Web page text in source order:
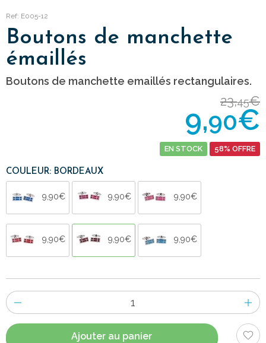
Ref: E005-12
Boutons de manchette
émaillés
Boutons de manchette emaillés rectangulaires.
23,45€
9,90€
EN STOCK 58% OFFRE
COULEUR: BORDEAUX
9,90€ 9,90€ 9,90€
9,90€ 9,90€ 9,90€
Nombre
d'items
Ajouter au panier